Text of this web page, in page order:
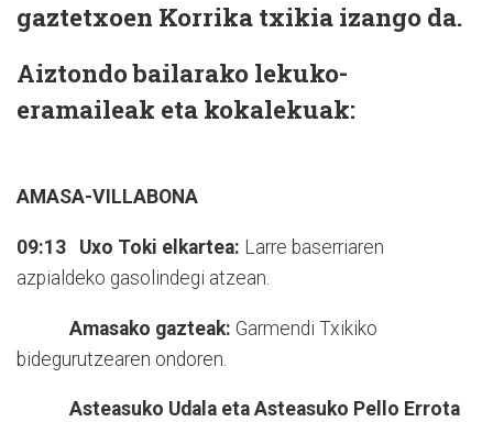
gaztetxoen Korrika txikia izango da.
Aiztondo bailarako lekuko-
eramaileak eta kokalekuak:
AMASA-VILLABONA
09:13 Uxo Toki elkartea: Larre baserriaren
azpialdeko gasolindegi atzean.
Amasako gazteak: Garmendi Txikiko
bidegurutzearen ondoren.
Asteasuko Udala eta Asteasuko Pello Errota